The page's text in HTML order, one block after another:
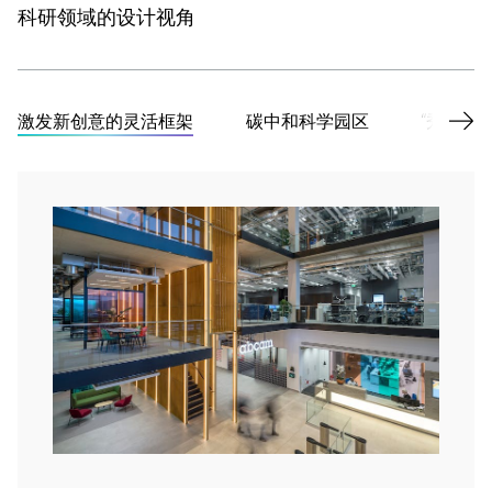
科研领域的设计视角
激发新创意的灵活框架 碳中和科学园区 “秀”出科